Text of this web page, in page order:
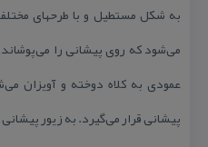
به شكل مستطیل و با طرحهای
می‌شود كه روی پیشانی را
عمودی به كلاه دوخته و آویزان
پیشانی قرار می‌گیرد. به زیور